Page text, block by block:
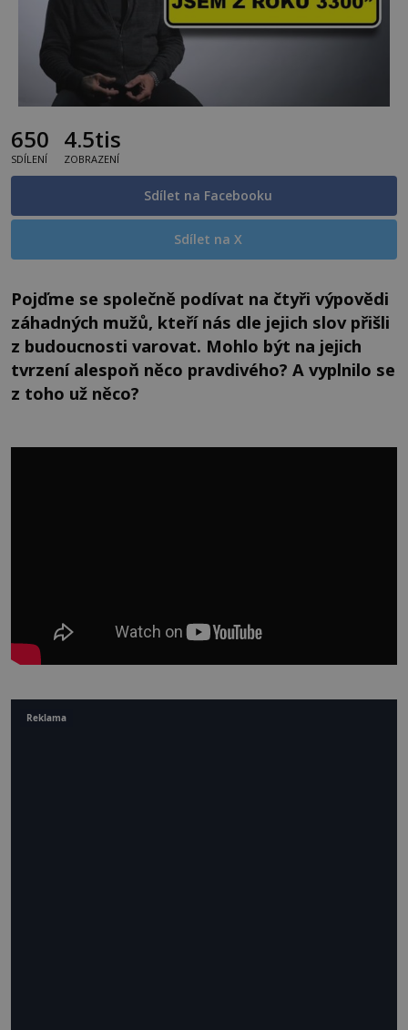
650
SDÍLENÍ
4.5tis
ZOBRAZENÍ
Sdílet na Facebooku
Sdílet na X
Pojďme se společně podívat na čtyři výpovědi
záhadných mužů, kteří nás dle jejich slov přišli
z budoucnosti varovat. Mohlo být na jejich
tvrzení alespoň něco pravdivého? A vyplnilo se
z toho už něco?
Reklama